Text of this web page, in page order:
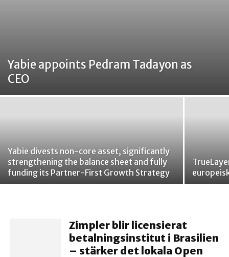
Yabie appoints Pedram Tadayon as
CEO
Yabie divests non-core asset, significantly
strengthening the balance sheet and fully
funding its Partner-First Growth Strategy
Zimpler blir licensierat
betalningsinstitut i Brasilien
– stärker det lokala Open